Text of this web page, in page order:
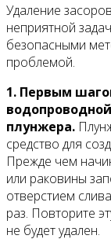
Удаление
неприятной
безопасными
проблемой.
1. Первым
плунжера.
средство для
Прежде чем
или раковины
отверстием
раз. Повторите
не будет удален.